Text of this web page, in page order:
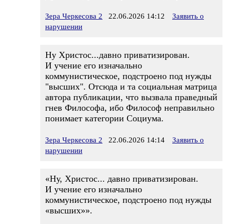
Зера Черкесова 2 22.06.2026 14:12
Заявить о
нарушении
Ну Христос...давно приватизирован.
И учение его изначально
коммунистическое, подстроено под нужды
"высших". Отсюда и та социальная матрица
автора публикации, что вызвала праведный
гнев Философа, ибо Философ неправильно
понимает категории Социума.
Зера Черкесова 2 22.06.2026 14:14
Заявить о
нарушении
«Ну, Христос... давно приватизирован.
И учение его изначально
коммунистическое, подстроено под нужды
«высших»».